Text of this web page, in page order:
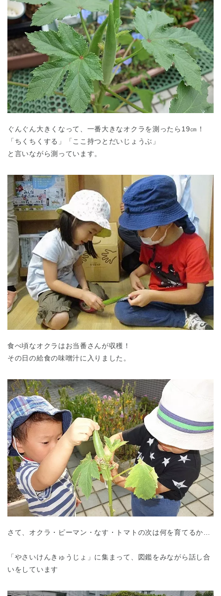
神奈川県 神奈川県 全域
ぐんぐん大きくなって、一番大きなオクラを測ったら19㎝！
「ちくちくする」「ここ持つとだいじょうぶ」
と言いながら測っています。
食べ頃なオクラはお当番さんが収穫！
その日の給食の味噌汁に入りました。
さて、オクラ・ピーマン・なす・トマトの次は何を育てるか…
「やさいけんきゅうじょ」に集まって、図鑑をみながら話し合
いをしています